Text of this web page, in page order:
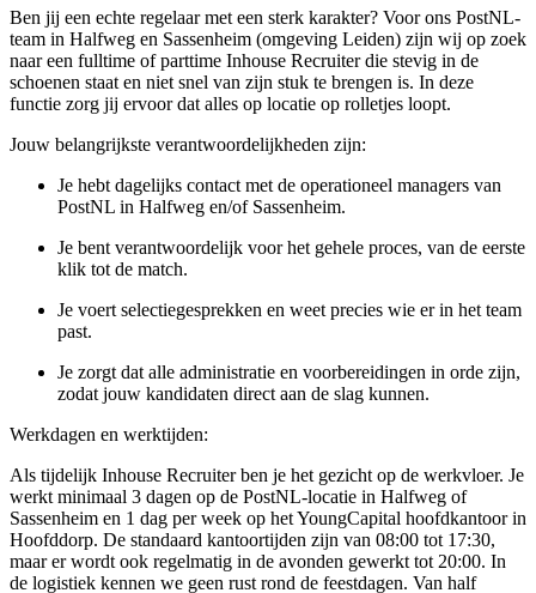
Ben jij een echte regelaar met een sterk karakter? Voor ons PostNL-
team in Halfweg en Sassenheim (omgeving Leiden) zijn wij op zoek
naar een fulltime of parttime Inhouse Recruiter die stevig in de
schoenen staat en niet snel van zijn stuk te brengen is. In deze
functie zorg jij ervoor dat alles op locatie op rolletjes loopt.
Jouw belangrijkste verantwoordelijkheden zijn:
Je hebt dagelijks contact met de operationeel managers van
PostNL in Halfweg en/of Sassenheim.
Je bent verantwoordelijk voor het gehele proces, van de eerste
klik tot de match.
Je voert selectiegesprekken en weet precies wie er in het team
past.
Je zorgt dat alle administratie en voorbereidingen in orde zijn,
zodat jouw kandidaten direct aan de slag kunnen.
Werkdagen en werktijden:
Als tijdelijk Inhouse Recruiter ben je het gezicht op de werkvloer. Je
werkt minimaal 3 dagen op de PostNL-locatie in Halfweg of
Sassenheim en 1 dag per week op het YoungCapital hoofdkantoor in
Hoofddorp. De standaard kantoortijden zijn van 08:00 tot 17:30,
maar er wordt ook regelmatig in de avonden gewerkt tot 20:00. In
de logistiek kennen we geen rust rond de feestdagen. Van half